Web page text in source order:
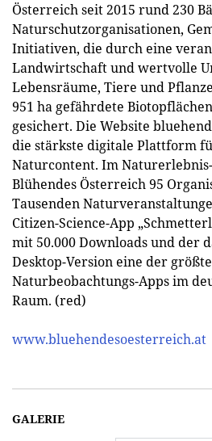
Österreich seit 2015 rund 230
Naturschutzorganisationen,
Initiativen, die durch eine
Landwirtschaft und wertvolle
Lebensräume, Tiere und
951 ha gefährdete
gesichert. Die Website
die stärkste digitale Plattform
Naturcontent. Im
Blühendes Österreich 95
Tausenden
Citizen-Science-App
mit 50.000 Downloads und der
Desktop-Version eine der
Naturbeobachtungs-Apps im
Raum. (red)
www.bluehendesoesterreich.at
GALERIE